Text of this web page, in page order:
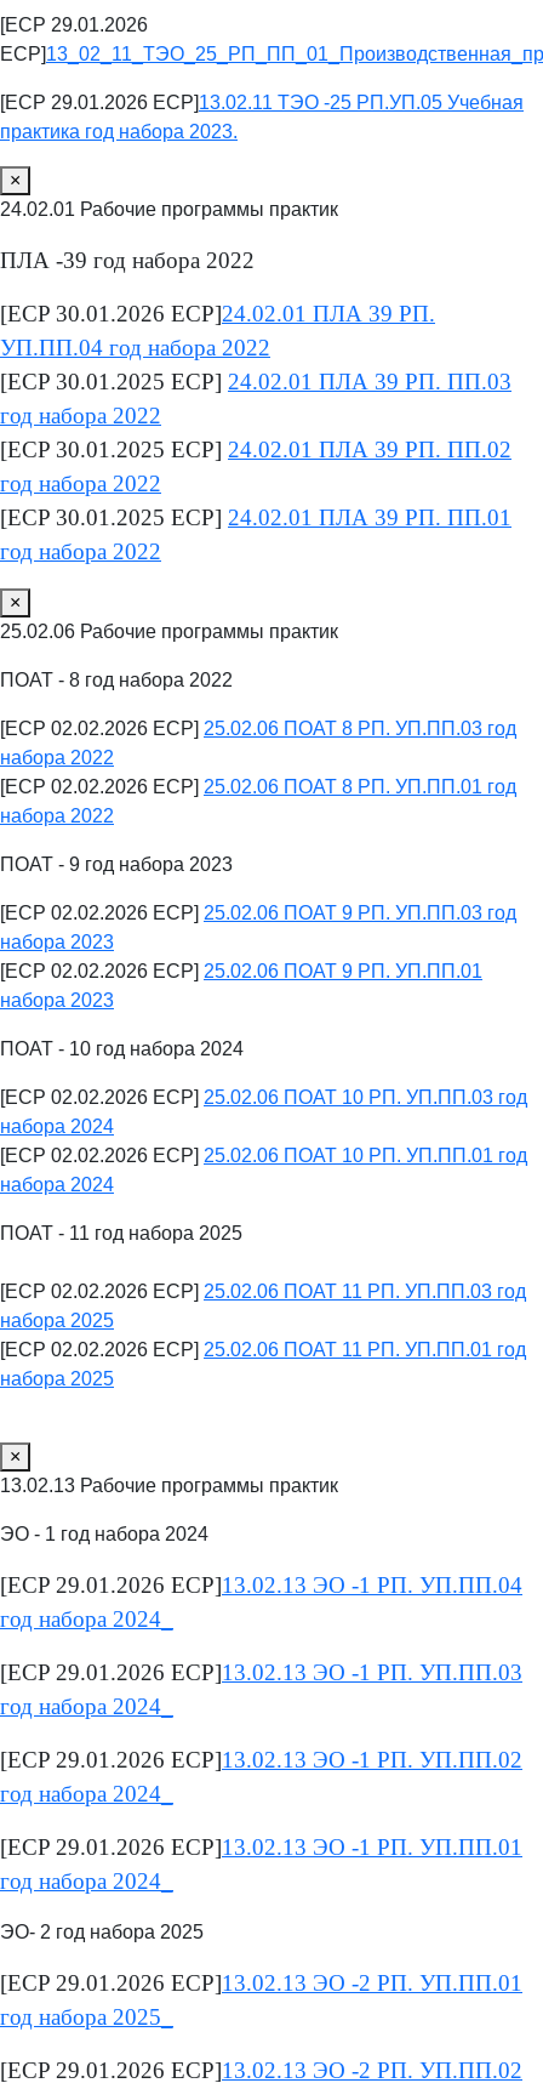
[ECP 29.01.2026
ECP]
[ECP 29.01.2026 ECP]13.02.11 ТЭО -25 РП.УП.05 Учебная
практика год набора 2023.
×
24.02.01 Рабочие программы практик
ПЛА -39 год набора 2022
[ECP 30.01.2026 ECP]24.02.01 ПЛА 39 РП.
УП.ПП.04 год набора 2022
[ECP 30.01.2025 ECP] 24.02.01 ПЛА 39 РП. ПП.03
год набора 2022
[ECP 30.01.2025 ECP] 24.02.01 ПЛА 39 РП. ПП.02
год набора 2022
[ECP 30.01.2025 ECP] 24.02.01 ПЛА 39 РП. ПП.01
год набора 2022
×
25.02.06 Рабочие программы практик
ПОАТ - 8 год набора 2022
[ECP 02.02.2026 ECP] 25.02.06 ПОАТ 8 РП. УП.ПП.03 год
набора 2022
[ECP 02.02.2026 ECP] 25.02.06 ПОАТ 8 РП. УП.ПП.01 год
набора 2022
ПОАТ - 9 год набора 2023
[ECP 02.02.2026 ECP] 25.02.06 ПОАТ 9 РП. УП.ПП.03 год
набора 2023
[ECP 02.02.2026 ECP] 25.02.06 ПОАТ 9 РП. УП.ПП.01
набора 2023
ПОАТ - 10 год набора 2024
[ECP 02.02.2026 ECP] 25.02.06 ПОАТ 10 РП. УП.ПП.03 год
набора 2024
[ECP 02.02.2026 ECP] 25.02.06 ПОАТ 10 РП. УП.ПП.01 год
набора 2024
ПОАТ - 11 год набора 2025
[ECP 02.02.2026 ECP] 25.02.06 ПОАТ 11 РП. УП.ПП.03 год
набора 2025
[ECP 02.02.2026 ECP] 25.02.06 ПОАТ 11 РП. УП.ПП.01 год
набора 2025
×
13.02.13 Рабочие программы практик
ЭО - 1 год набора 2024
[ECP 29.01.2026 ECP]13.02.13 ЭО -1 РП. УП.ПП.04
год набора 2024_
[ECP 29.01.2026 ECP]13.02.13 ЭО -1 РП. УП.ПП.03
год набора 2024_
[ECP 29.01.2026 ECP]13.02.13 ЭО -1 РП. УП.ПП.02
год набора 2024_
[ECP 29.01.2026 ECP]13.02.13 ЭО -1 РП. УП.ПП.01
год набора 2024_
ЭО- 2 год набора 2025
[ECP 29.01.2026 ECP]13.02.13 ЭО -2 РП. УП.ПП.01
год набора 2025_
[ECP 29.01.2026 ECP]13.02.13 ЭО -2 РП. УП.ПП.02